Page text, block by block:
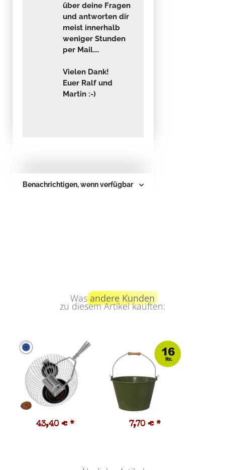
über deine Fragen
und antworten dir
meist innerhalb
weniger Stunden
per Mail....
Vielen Dank!
Euer Ralf und
Martin :-)
Benachrichtigen, wenn verfügbar
Wasandere Kunden
zu diesem Artikel kauften:
43,40 € * 7,70 € *